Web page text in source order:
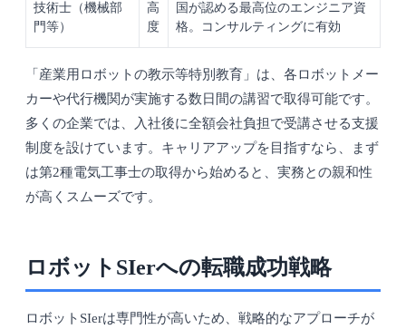
技術士（機械部
門等）
高
度
国が認める最高位のエンジニア資
格。コンサルティングに有効
「産業用ロボットの教示等特別教育」は、各ロボットメー
カーや代行機関が実施する数日間の講習で取得可能です。
多くの企業では、入社後に全額会社負担で受講させる支援
制度を設けています。キャリアアップを目指すなら、まず
は第2種電気工事士の取得から始めると、実務との親和性
が高くスムーズです。
ロボットSIerへの転職成功戦略
ロボットSIerは専門性が高いため、戦略的なアプローチが